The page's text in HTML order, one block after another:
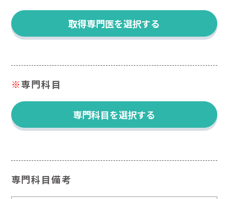
取得専門医を選択する
※専門科目
専門科目を選択する
専門科目備考